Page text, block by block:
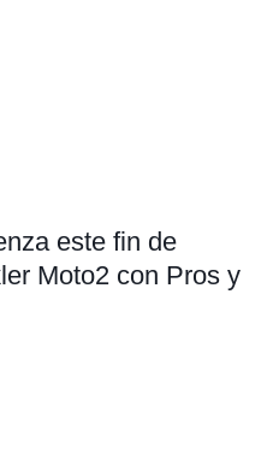
este fin de
Moto2 con Pros y